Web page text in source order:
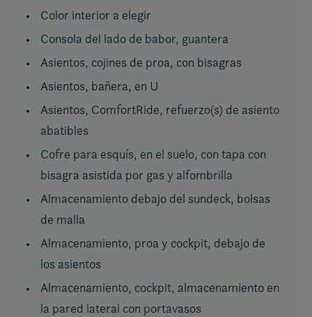
Color interior a elegir
Consola del lado de babor, guantera
Asientos, cojines de proa, con bisagras
Asientos, bañera, en U
Asientos, ComfortRide, refuerzo(s) de asiento
abatibles
Cofre para esquís, en el suelo, con tapa con
bisagra asistida por gas y alfombrilla
Almacenamiento debajo del sundeck, bolsas
de malla
Almacenamiento, proa y cockpit, debajo de
los asientos
Almacenamiento, cockpit, almacenamiento en
la pared lateral con portavasos